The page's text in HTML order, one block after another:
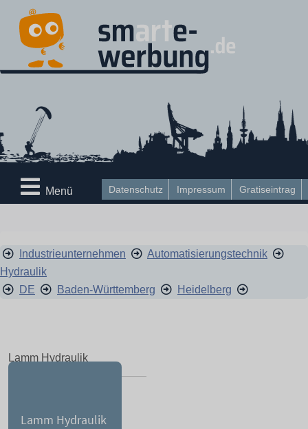
Datenschutz Impressum Gratiseintrag
Menü
Industrieunternehmen
Automatisierungstechnik
Hydraulik
DE
Baden-Württemberg Heidelberg
Lamm Hydraulik